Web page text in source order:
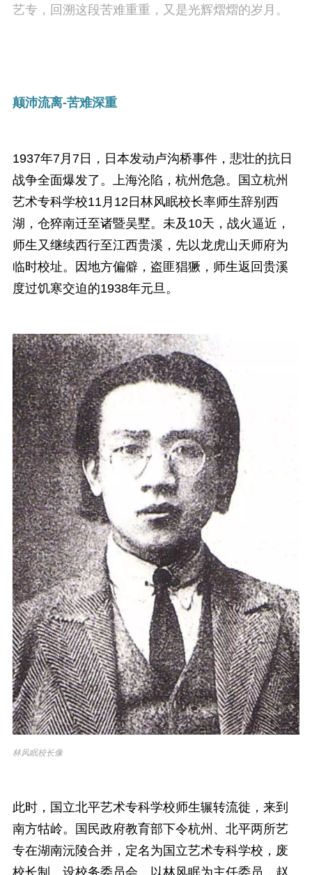
艺专，回溯这段苦难重重，又是光辉熠熠的岁月。
颠沛流离-苦难深重
1937年7月7日，日本发动卢沟桥事件，悲壮的抗日
战争全面爆发了。上海沦陷，杭州危急。国立杭州
艺术专科学校11月12日林风眠校长率师生辞别西
湖，仓猝南迁至诸暨吴墅。未及10天，战火逼近，
师生又继续西行至江西贵溪，先以龙虎山天师府为
临时校址。因地方偏僻，盗匪猖獗，师生返回贵溪
度过饥寒交迫的1938年元旦。
林风眠校长像
此时，国立北平艺术专科学校师生辗转流徙，来到
南方牯岭。国民政府教育部下令杭州、北平两所艺
专在湖南沅陵合并，定名为国立艺术专科学校，废
校长制，设校务委员会，以林风眠为主任委员，赵